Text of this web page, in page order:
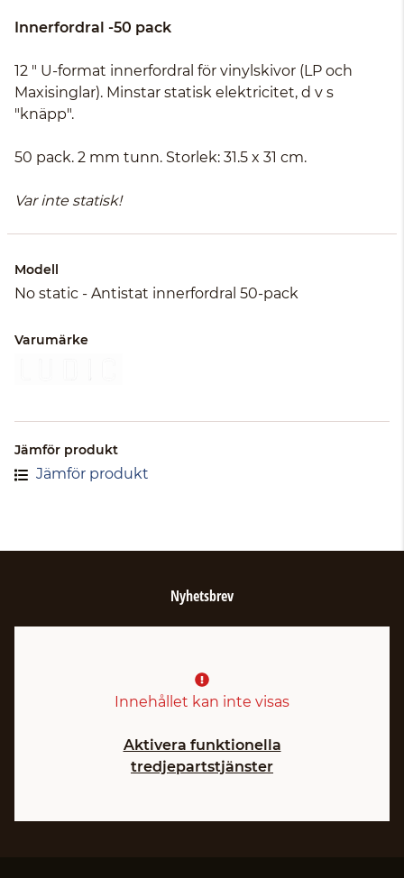
Innerfordral -50 pack
12 " U-format innerfordral för vinylskivor (LP och
Maxisinglar). Minstar statisk elektricitet, d v s
"knäpp".
50 pack. 2 mm tunn. Storlek: 31.5 x 31 cm.
Var inte statisk!
Modell
No static - Antistat innerfordral 50-pack
Varumärke
Jämför produkt
Jämför produkt
Nyhetsbrev
Innehållet kan inte visas
Aktivera funktionella
tredjepartstjänster